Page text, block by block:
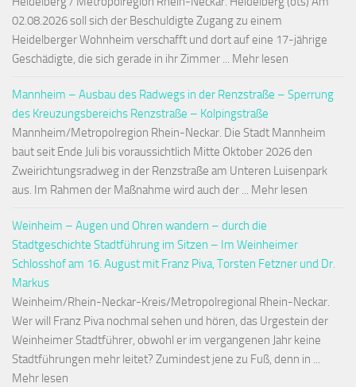
02.08.2026 soll sich der Beschuldigte Zugang zu einem
Heidelberger Wohnheim verschafft und dort auf eine 17-jährige
Geschädigte, die sich gerade in ihr Zimmer ... Mehr lesen
Mannheim – Ausbau des Radwegs in der Renzstraße – Sperrung
des Kreuzungsbereichs Renzstraße – Kolpingstraße
Mannheim/Metropolregion Rhein-Neckar. Die Stadt Mannheim
baut seit Ende Juli bis voraussichtlich Mitte Oktober 2026 den
Zweirichtungsradweg in der Renzstraße am Unteren Luisenpark
aus. Im Rahmen der Maßnahme wird auch der ... Mehr lesen
Weinheim – Augen und Ohren wandern – durch die
Stadtgeschichte Stadtführung im Sitzen – Im Weinheimer
Schlosshof am 16. August mit Franz Piva, Torsten Fetzner und Dr.
Markus
Weinheim/Rhein-Neckar-Kreis/Metropolregional Rhein-Neckar.
Wer will Franz Piva nochmal sehen und hören, das Urgestein der
Weinheimer Stadtführer, obwohl er im vergangenen Jahr keine
Stadtführungen mehr leitet? Zumindest jene zu Fuß, denn in ...
Mehr lesen